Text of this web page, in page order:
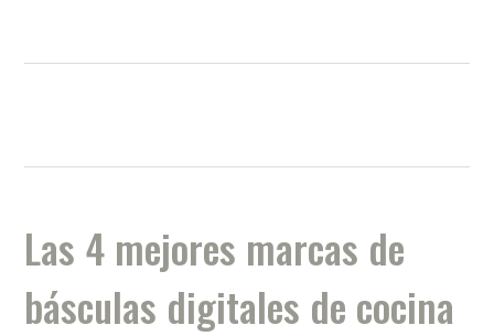
Las 4 mejores marcas de
básculas digitales de cocina